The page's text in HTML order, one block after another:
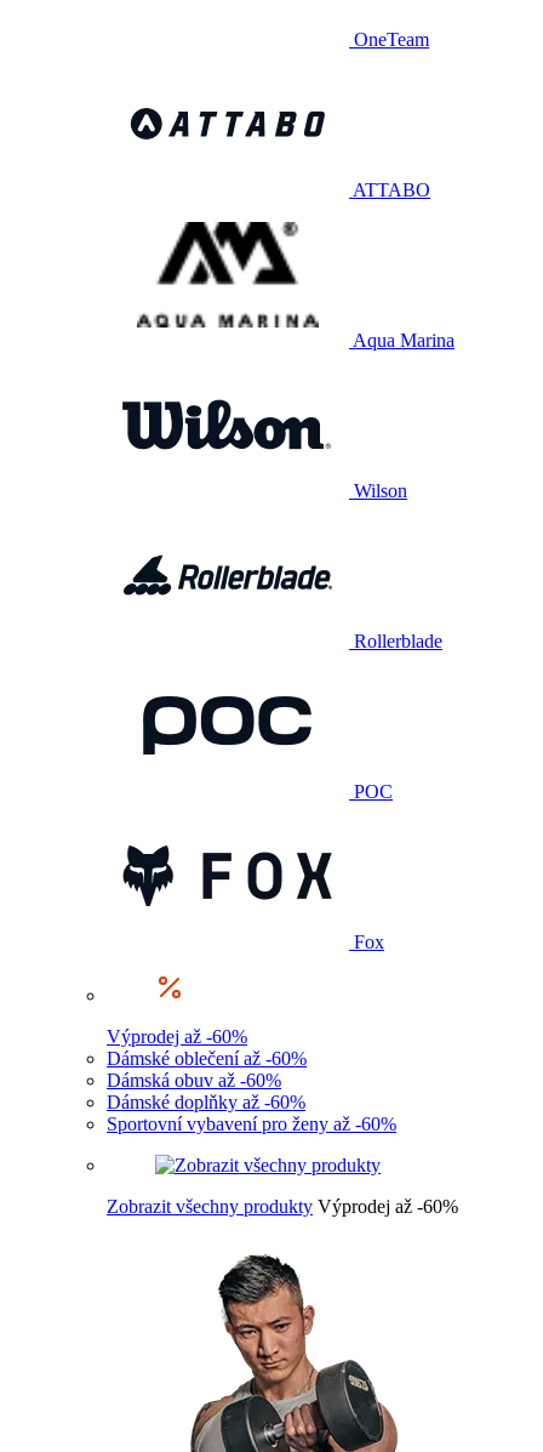
OneTeam
ATTABO
Aqua Marina
Wilson
Rollerblade
POC
Fox
Výprodej až -60%
Dámské oblečení až -60%
Dámská obuv až -60%
Dámské doplňky až -60%
Sportovní vybavení pro ženy až -60%
Zobrazit všechny produkty Výprodej až -60%